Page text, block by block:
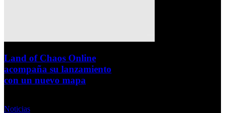
Land of Chaos Online
acompaña su lanzamiento
con un nuevo mapa
Noticias